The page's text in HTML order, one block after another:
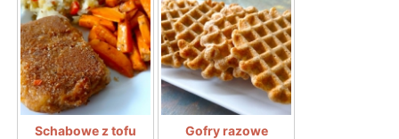
Schabowe z tofu Gofry razowe